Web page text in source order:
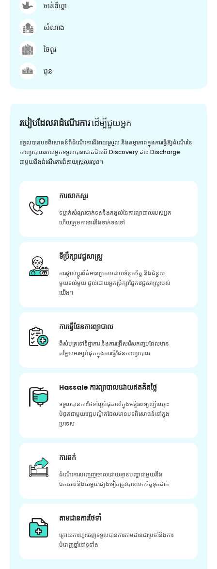
ចាន់ឌីហ្គា
សំណាង
ចៃពួរ
ពុន
របៀបដែលវាដំណើរការដើម្បី​ជួយ​អ្នក
ទទួលបានបទពិសោធន៍ពីដំណើរការដ៏ងាយស្រួល និងតម្លាភាពក្នុងការធ្វើឱ្យដំណើរនៃ
ការព្យាបាលរបស់អ្នកទទួលបានជោគជ័យពី Discovery ដល់ Discharge
ជាមួយនឹងដំណើរការដ៏ងាយស្រួលរលូន។
ការសាកសួរ
ទម្លាក់សំណួរទាក់ទងនឹងកង្វល់នៃការព្យាបាលរបស់អ្នក
ហើយក្រុមការងារនឹងទាក់ទងទៅ
ទីប្រឹក្សាវេជ្ជសាស្ត្រ
ការផ្លាស់ប្តូរព័ត៌មានប្រកបដោយទំនុកចិត្ត និងជំនួយ
មួយទល់មួយ ផ្តល់ដោយអ្នកប្រឹក្សាផ្នែកវេជ្ជសាស្រ្តរបស់
យើង។
ការធ្វើផែនការព្យាបាល
ពីសំបុត្រទៅទិដ្ឋាការ និងការជ្រើសរើសកញ្ចប់ដែលមាន
តម្លៃសមរម្យបំផុតក្នុងការធ្វើផែនការព្យាបាល
Hassale ការព្យាបាលដោយឥតគិតថ្លៃ
ទទួលបានការថែទាំល្អបំផុតនៅក្នុងមន្ទីរពេទ្យល្បីឈ្មោះ
បំផុតជាមួយវេជ្ជបណ្ឌិតដែលមានបទពិសោធន៍នៅក្នុង
ប្រទេស
ការឆក់
ដំណើរការបញ្ចេញចោលដោយគ្មានបញ្ហាជាមួយនឹង
ឯកសារ និងសម្ភារៈផ្សេងទៀតត្រូវបានយកចិត្តទុកដាក់
តាមដានការថែទាំ
ក្រោយ​ការ​ហូរ​ចេញ​ទទួល​បាន​ការ​តាមដាន​ជា​ប្រចាំ​និង​ការ​
បំពេញ​ថ្នាំ​នៅ​ទូទាំង​